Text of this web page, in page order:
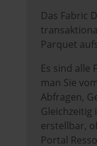
Das Fabric
Parquet
Es sind alle
man Sie
Abfragen,
Gleichzeitig
erstellbar,
Portal